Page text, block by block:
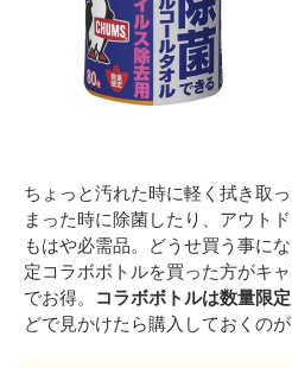
ちょっと汚れた時に軽く拭き取
まった時に除菌したり、アウト
もはや必需品。どうせ買う事に
定コラボボトルを買った方がキ
でお得。 コラボボトルは数量限定
どで見かけたら購入しておくのが